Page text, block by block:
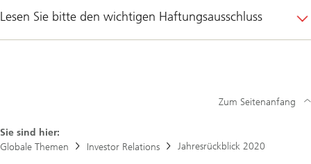
Lesen Sie bitte den wichtigen Haftungsausschluss
Sie sind hier:
Globale Themen
Investor Relations Jahresrückblick 2020
Zum Seitenanfang